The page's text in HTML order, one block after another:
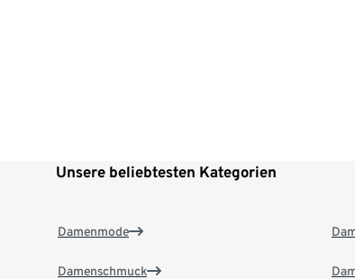
Unsere beliebtesten Kategorien
Damenmode
Damenschmuck